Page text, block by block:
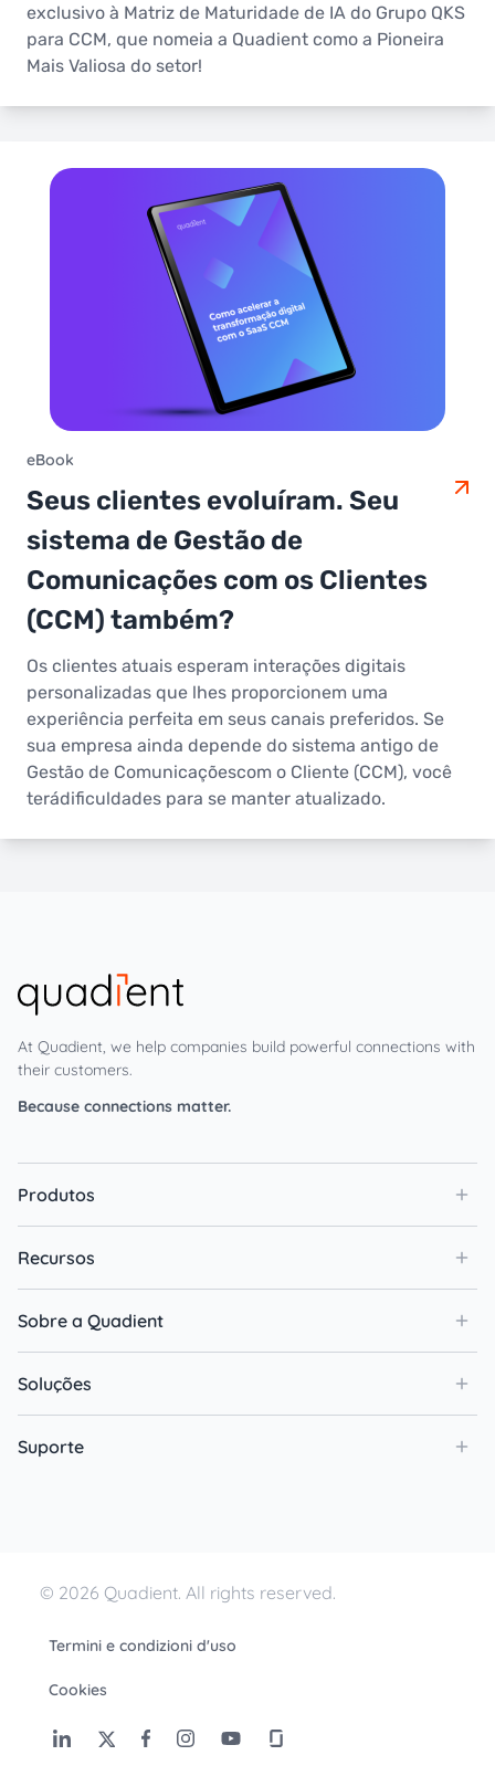
exclusivo à Matriz de Maturidade de IA do Grupo QKS
para CCM, que nomeia a Quadient como a Pioneira
Mais Valiosa do setor!
eBook
Seus clientes evoluíram. Seu
sistema de Gestão de
Comunicações com os Clientes
(CCM) também?
Os clientes atuais esperam interações digitais
personalizadas que lhes proporcionem uma
experiência perfeita em seus canais preferidos. Se
sua empresa ainda depende do sistema antigo de
Gestão de Comunicaçõescom o Cliente (CCM), você
terádificuldades para se manter atualizado.
At Quadient, we help companies build powerful connections with
their customers.
Because connections matter.
Produtos
Recursos
Sobre a Quadient
Soluções
Suporte
© 2026 Quadient. All rights reserved.
Termini e condizioni d'uso
Cookies